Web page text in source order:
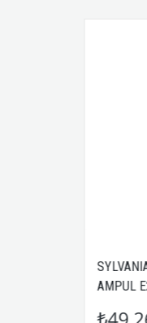
8.5W (BEYAZ) 865 LED